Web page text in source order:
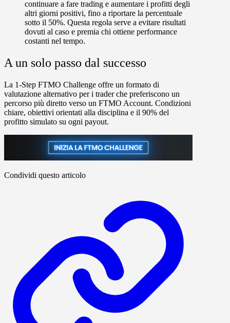
continuare a fare trading e aumentare i profitti degli
altri giorni positivi, fino a riportare la percentuale
sotto il 50%. Questa regola serve a evitare risultati
dovuti al caso e premia chi ottiene performance
costanti nel tempo.
A un solo passo dal successo
La 1-Step FTMO Challenge offre un formato di
valutazione alternativo per i trader che preferiscono un
percorso più diretto verso un FTMO Account. Condizioni
chiare, obiettivi orientati alla disciplina e il 90% del
profitto simulato su ogni payout.
Condividi questo articolo